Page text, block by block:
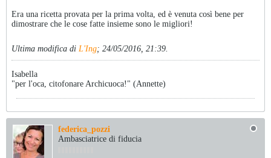
Era una ricetta provata per la prima volta, ed è venuta così bene per
dimostrare che le cose fatte insieme sono le migliori!
Ultima modifica di L'Ing; 24/05/2016, 21:39.
Isabella
"per l'oca, citofonare Archicuoca!" (Annette)
federica_pozzi
Ambasciatrice di fiducia